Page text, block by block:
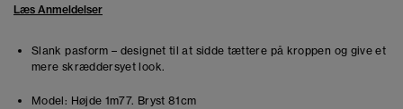
Læs Anmeldelser
Slank pasform – designet til at sidde tættere på kroppen og give et
mere skræddersyet look.
Model: Højde 1m77. Bryst 81cm